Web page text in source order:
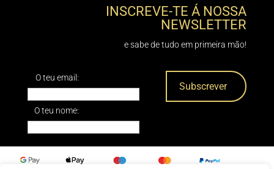
INSCREVE-TE Á NOSSA
NEWSLETTER
e sabe de tudo em primeira mão!
O teu email:
O teu nome: